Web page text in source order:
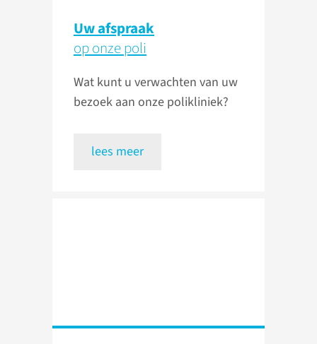
Uw afspraak
op onze poli
Wat kunt u verwachten van uw
bezoek aan onze polikliniek?
lees meer